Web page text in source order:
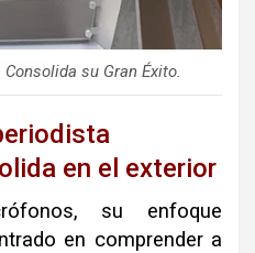
su Gran Éxito.
en el exterior
su enfoque
en comprender a